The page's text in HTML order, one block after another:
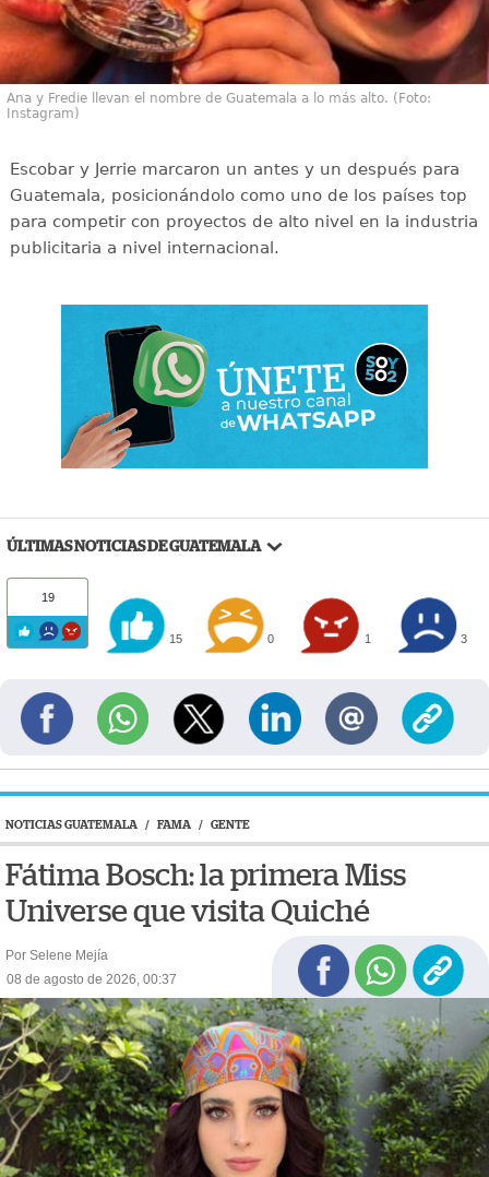
Ana y Fredie llevan el nombre de Guatemala a lo más alto. (Foto:
Instagram)
Escobar y Jerrie marcaron un antes y un después para
Guatemala, posicionándolo como uno de los países top
para competir con proyectos de alto nivel en la industria
publicitaria a nivel internacional.
ÚLTIMAS NOTICIAS DE GUATEMALA
19
15 0 1 3
NOTICIAS GUATEMALA / FAMA / GENTE
Fátima Bosch: la primera Miss
Universe que visita Quiché
Por Selene Mejía
08 de agosto de 2026, 00:37